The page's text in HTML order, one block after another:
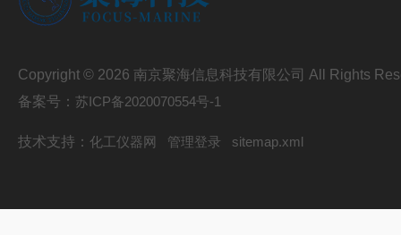
Copyright © 2026 南京聚海信息科技有限公司 All Rights
备案号： 苏ICP备2020070554号-1
技术支持： 化工仪器网 管理登录 sitemap.xml